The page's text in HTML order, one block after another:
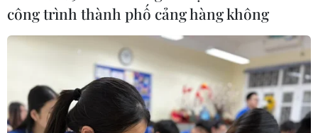
CƠ QUAN CHỦ QUẢN: THÔNG TẤN XÃ VIỆT NAM
Tổng Biên tập: TRẦN TIẾN DUẨN
công trình thành phố cảng hàng không